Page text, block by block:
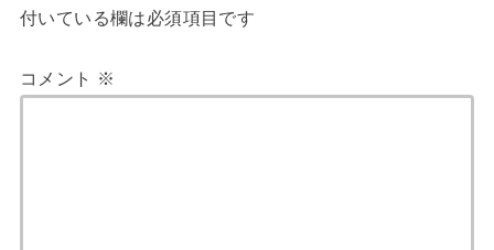
付いている欄は必須項目です
コメント ※